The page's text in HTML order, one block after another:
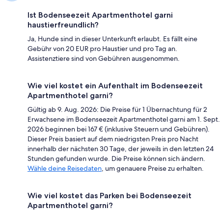
Ist Bodenseezeit Apartmenthotel garni
haustierfreundlich?
Ja, Hunde sind in dieser Unterkunft erlaubt. Es fällt eine
Gebühr von 20 EUR pro Haustier und pro Tag an.
Assistenztiere sind von Gebühren ausgenommen.
Wie viel kostet ein Aufenthalt im Bodenseezeit
Apartmenthotel garni?
Gültig ab 9. Aug. 2026: Die Preise für 1 Übernachtung für 2
Erwachsene im Bodenseezeit Apartmenthotel garni am 1. Sept.
2026 beginnen bei 167 € (inklusive Steuern und Gebühren).
Dieser Preis basiert auf dem niedrigsten Preis pro Nacht
innerhalb der nächsten 30 Tage, der jeweils in den letzten 24
Stunden gefunden wurde. Die Preise können sich ändern.
Wähle deine Reisedaten, um genauere Preise zu erhalten.
Wie viel kostet das Parken bei Bodenseezeit
Apartmenthotel garni?